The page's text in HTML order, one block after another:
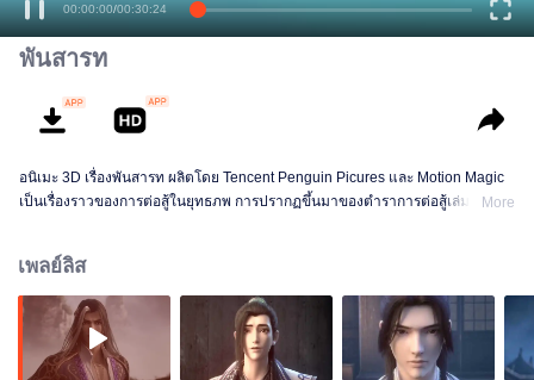
00:00:00/00:30:24
พันสารท
อนิเมะ 3D เรื่องพันสารท ผลิตโดย Tencent Penguin Picures และ Motion Magic
เป็นเรื่องราวของการต่อสู้ในยุทธภพ การปรากฏขึ้นมาของตำราการต่อสู้เล่มหนึ่งที่
More
เพลย์ลิส